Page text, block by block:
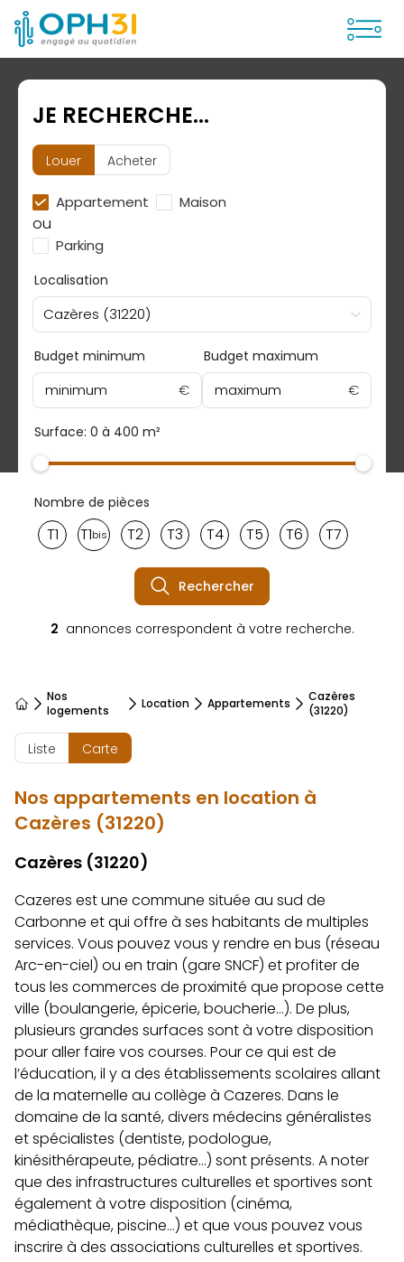
JE RECHERCHE...
Louer Acheter
Appartement Maison
ou
Parking
Localisation
Cazères (31220)
Budget minimum
minimum €
Budget maximum
maximum €
Surface: 0 à 400 m²
Nombre de pièces
T1 T1bis T2 T3 T4 T5 T6 T7
Rechercher
2 annonces correspondent à votre recherche.
Accueil
Nos
logements
Location Appartements
Cazères
(31220)
Liste Carte
Nos appartements en location à
Cazères (31220)
Cazères (31220)
Cazeres est une commune située au sud de
Carbonne et qui offre à ses habitants de multiples
services. Vous pouvez vous y rendre en bus (réseau
Arc-en-ciel) ou en train (gare SNCF) et profiter de
tous les commerces de proximité que propose cette
ville (boulangerie, épicerie, boucherie…). De plus,
plusieurs grandes surfaces sont à votre disposition
pour aller faire vos courses. Pour ce qui est de
l’éducation, il y a des établissements scolaires allant
de la maternelle au collège à Cazeres. Dans le
domaine de la santé, divers médecins généralistes
et spécialistes (dentiste, podologue,
kinésithérapeute, pédiatre…) sont présents. A noter
que des infrastructures culturelles et sportives sont
également à votre disposition (cinéma,
médiathèque, piscine…) et que vous pouvez vous
inscrire à des associations culturelles et sportives.